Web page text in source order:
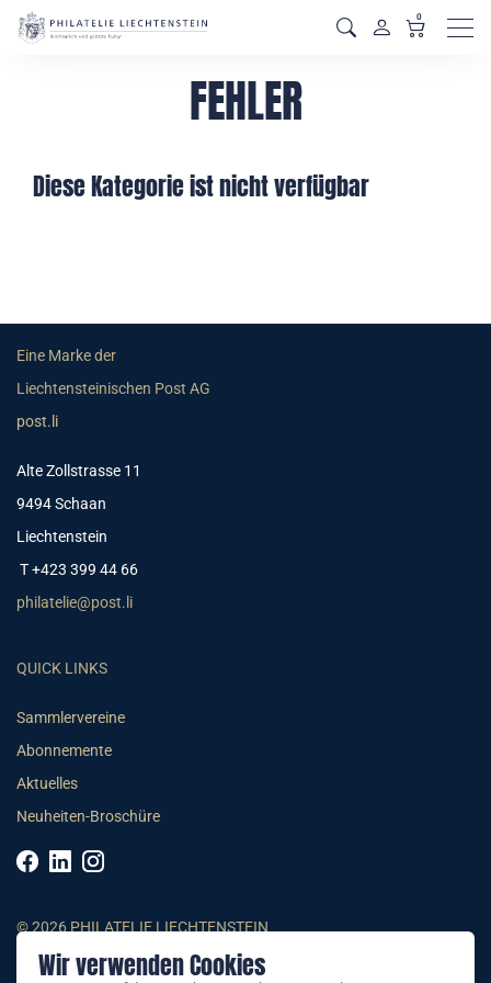
Wir verwenden Cookies
0
FEHLER
Diese Kategorie ist nicht verfügbar
Eine Marke der
Liechtensteinischen Post AG
post.li
Alte Zollstrasse 11
9494 Schaan
Liechtenstein
T +423 399 44 66
philatelie@post.li
QUICK LINKS
Sammlervereine
Abonnemente
Aktuelles
Neuheiten-Broschüre
© 2026 PHILATELIE LIECHTENSTEIN
AGB